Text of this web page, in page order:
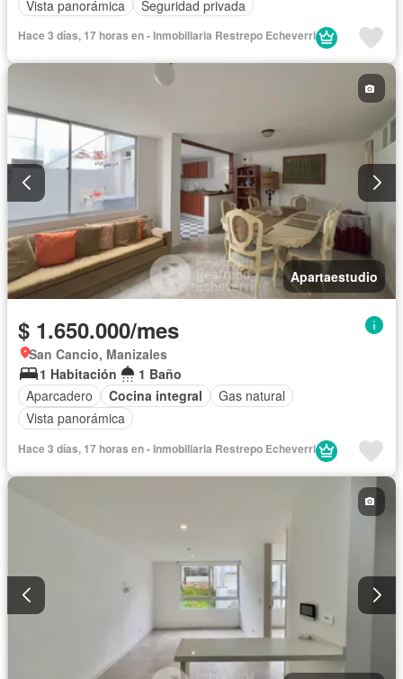
Vista panorámica Seguridad privada
Hace 3 días, 17 horas en - Inmobiliaria Restrepo Echeverri
Apartaestudio
$ 1.650.000/mes
San Cancio, Manizales
1 Habitación
1 Baño
Aparcadero
Cocina integral
Gas natural
Vista panorámica
Hace 3 días, 17 horas en - Inmobiliaria Restrepo Echeverri